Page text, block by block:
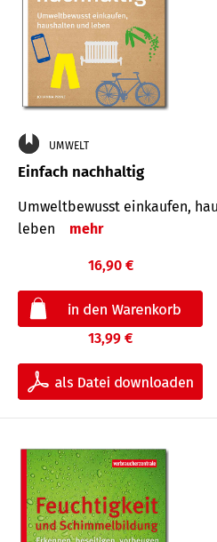
UMWELT
Einfach nachhaltig
Umweltbewusst einkaufen,
leben
mehr
16,90 €
13,99 €